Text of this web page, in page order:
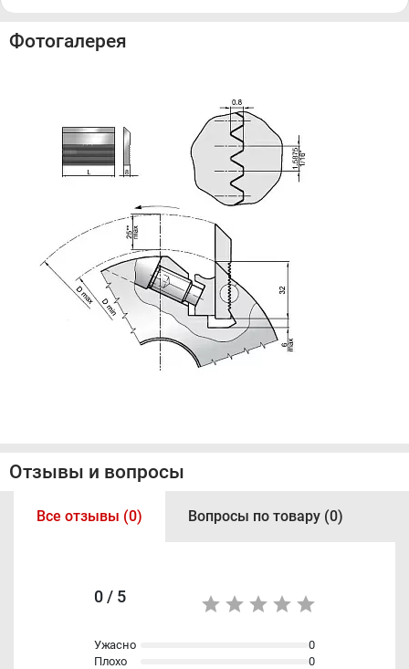
Фотогалерея
Отзывы и вопросы
Все отзывы (0) Вопросы по товару (0)
0 / 5
Ужасно
0
Плохо
0